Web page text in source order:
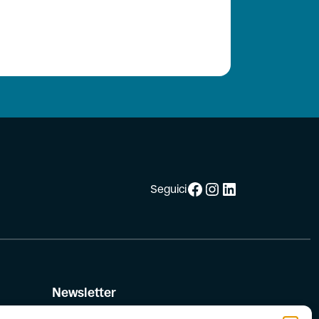
SeguiciFacebook
Instagram
LinkedIn
Newsletter